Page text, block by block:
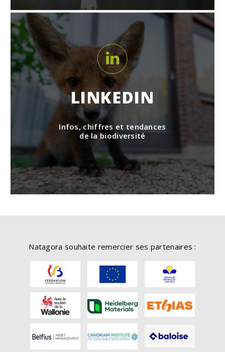
LINKEDIN
Infos, chiffres et tendances
de la biodiversité
Natagora souhaite remercier ses partenaires :